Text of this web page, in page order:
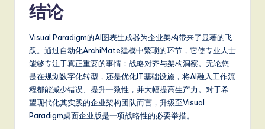
结论
Visual Paradigm的AI图表生成器为企业架构带来了显著的飞
跃。通过自动化ArchiMate建模中繁琐的环节，它使专业人士
能够专注于真正重要的事情：战略对齐与架构洞察。无论您
是在规划数字化转型，还是优化IT基础设施，将AI融入工作流
程都能减少错误、提升一致性，并大幅提高生产力。对于希
望现代化其实践的企业架构团队而言，升级至Visual
Paradigm桌面企业版是一项战略性的必要举措。